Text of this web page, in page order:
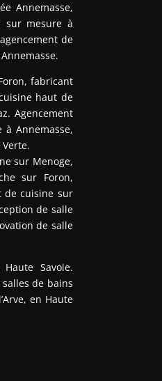
Annemasse,
sur mesure à
de
fabricant
haut de
Agencement
Annemasse,
sur Menoge,
sur Foron,
de cuisine sur
de salle
de salle
Savoie.
de bains
en Haute